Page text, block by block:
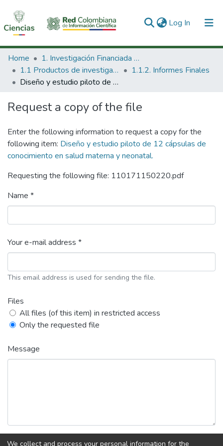
Log In (current)
Communities & Collections
All of DSpace
Home
1. Investigación Financiada con Recursos Públicos
1.1 Productos de investigación
1.1.2. Informes Finales
Diseño y estudio piloto de 12 cápsulas de conocimiento en salud materna y neonatal.
Request a copy of the file
Enter the following information to request a copy for the
following item: Diseño y estudio piloto de 12 cápsulas de
conocimiento en salud materna y neonatal.
Requesting the following file: 110171150220.pdf
Name *
Your e-mail address *
This email address is used for sending the file.
Files
All files (of this item) in restricted access
Only the requested file
Message
We collect and process your personal information for the